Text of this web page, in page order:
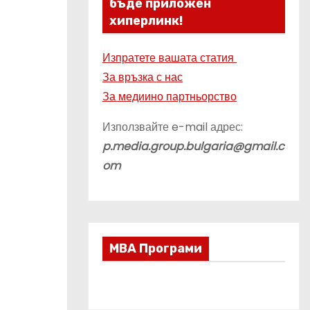
бъде приложен
хиперлинк!
Изпратете вашата статия
За връзка с нас
За медиино партньорство
Използвайте e-mail адрес:
p.media.group.bulgaria@gmail.c
om
МВА Програми